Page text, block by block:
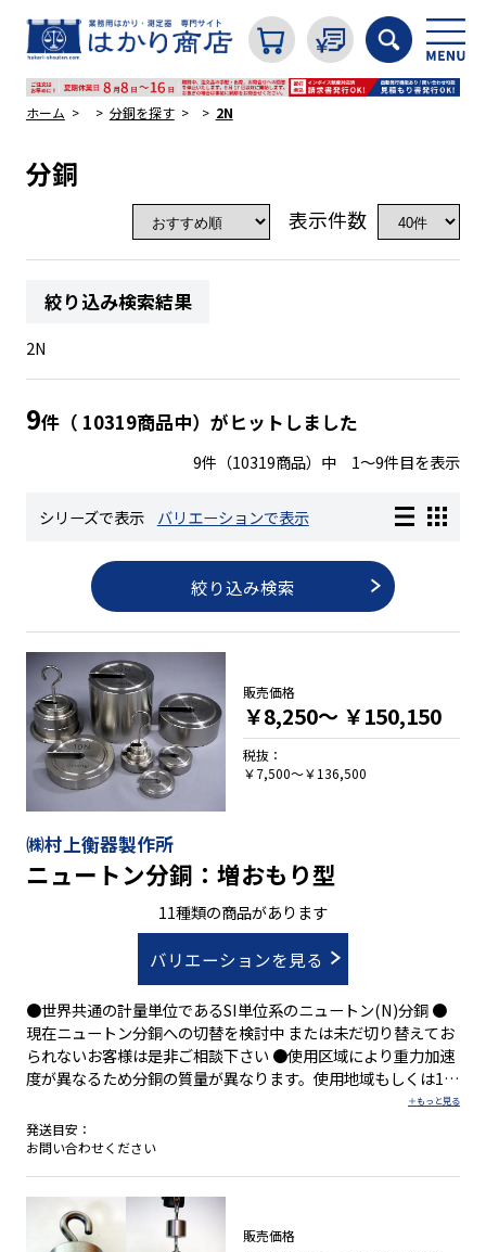
色々な計測器
レベル・勾配測定
オプション
ホーム 分銅を探す 2N
分銅
表示件数
絞り込み検索結果
2N
9件（ 10319商品中）がヒットしました
9件（10319商品）中 1～9件目を表示
シリーズで表示 バリエーションで表示
絞り込み検索
㈱村上衡器製作所
ニュートン分銅：増おもり型
11種類の商品があります
バリエーションを見る
●世界共通の計量単位であるSI単位系のニュートン(N)分銅 ●
現在ニュートン分銅への切替を検討中 または未だ切り替えてお
られないお客様は是非ご相談下さい ●使用区域により重力加速
度が異なるため分銅の質量が異なります。使用地域もしくは1N
として必要な質量をお知らせ下さい。 ●JCSSロゴマーク付校正
証明書(質量単位)を発行できます(別途料金)
発送目安：
お問い合わせください
販売価格
￥8,250～ ￥150,150
税抜：
￥7,500～￥136,500
販売価格